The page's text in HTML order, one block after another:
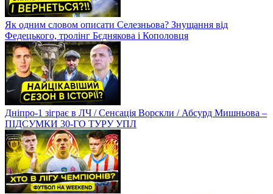
Як одним словом описати Селезньова? Знущання від
Федецького, тролінг Бєднякова і Кополовця
Дніпро-1 зіграє в ЛЧ / Сенсація Ворскли / Абсурд Мишньова –
ПІДСУМКИ 30-ГО ТУРУ УПЛ